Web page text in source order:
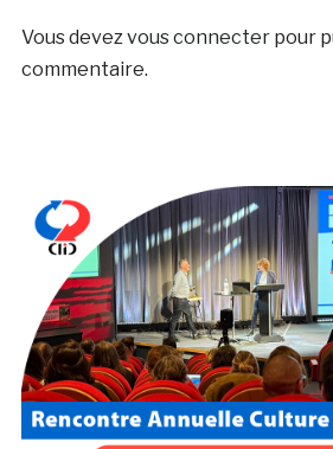
Vous devez vous connecterpour
commentaire.